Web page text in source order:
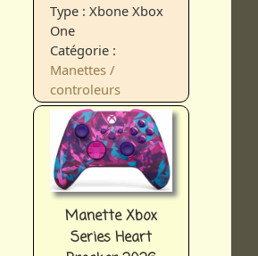
Type : Xbone Xbox
One
Catégorie :
Manettes /
controleurs
Manette Xbox
Series Heart